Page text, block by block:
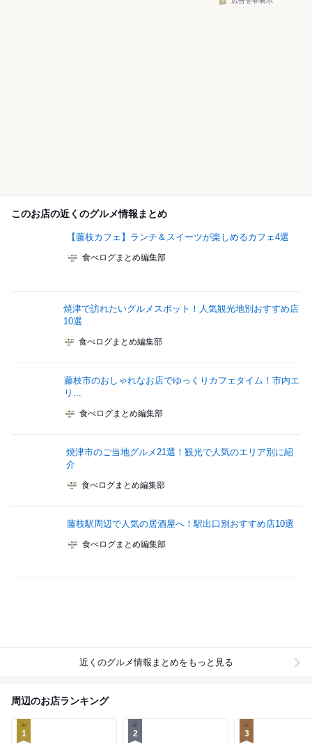
このお店の近くのグルメ情報まとめ
【藤枝カフェ】ランチ＆スイーツが楽しめるカフェ4選
食べログまとめ編集部
焼津で訪れたいグルメスポット！人気観光地別おすすめ店
10選
食べログまとめ編集部
藤枝市のおしゃれなお店でゆっくりカフェタイム！市内エ
リ...
食べログまとめ編集部
焼津市のご当地グルメ21選！観光で人気のエリア別に紹
介
食べログまとめ編集部
藤枝駅周辺で人気の居酒屋へ！駅出口別おすすめ店10選
食べログまとめ編集部
近くのグルメ情報まとめをもっと見る
周辺のお店ランキング
1 2 3